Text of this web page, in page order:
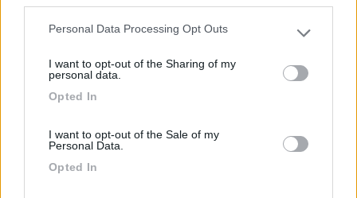
Please note that this website/app uses one or more Google
not limited to your visit or usage behaviour. You may click to
use your data for below specified purposes in below Google
Personal Data Processing Opt Outs
I want to opt-out of the Sharing of my
personal data.
Opted In
I want to opt-out of the Sale of my
Personal Data.
Opted In
passi corrente... uno dei cavi rossi del + assorba questa
corrente e nel caso sia rovinato lo scarichi sul sacsi (che però
Sono di Urbino (PS), se qualcuno, pagando mi può dare una
mano sarò felice anche di pagarlo,... non è che non voglio
sensore, 1 allarme)